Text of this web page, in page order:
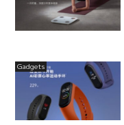
Gadgets